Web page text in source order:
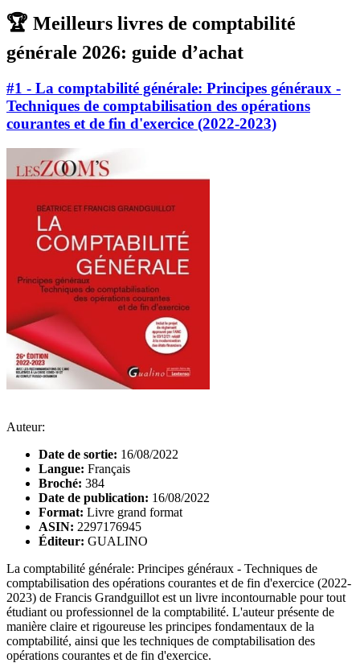
🏆 Meilleurs livres de comptabilité
générale 2026: guide d’achat
#1 - La comptabilité générale: Principes généraux -
Techniques de comptabilisation des opérations
courantes et de fin d'exercice (2022-2023)
Auteur:
Date de sortie: 16/08/2022
Langue: Français
Broché: 384
Date de publication: 16/08/2022
Format: Livre grand format
ASIN: 2297176945
Éditeur: GUALINO
La comptabilité générale: Principes généraux - Techniques de
comptabilisation des opérations courantes et de fin d'exercice (2022-
2023) de Francis Grandguillot est un livre incontournable pour tout
étudiant ou professionnel de la comptabilité. L'auteur présente de
manière claire et rigoureuse les principes fondamentaux de la
comptabilité, ainsi que les techniques de comptabilisation des
opérations courantes et de fin d'exercice.